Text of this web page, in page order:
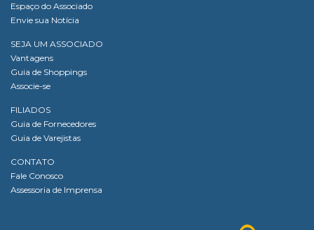
Espaço do Associado
Envie sua Notícia
SEJA UM ASSOCIADO
Vantagens
Guia de Shoppings
Associe-se
FILIADOS
Guia de Fornecedores
Guia de Varejistas
CONTATO
Fale Conosco
Assessoria de Imprensa